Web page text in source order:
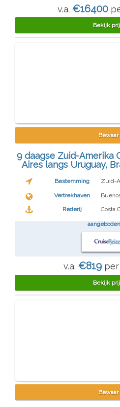
v.a. €16400
Bekijk
Bewaar
9 daagse Zuid-Amerika
Aires langs Uruguay,
Bestemming Zuid-
Vertrekhaven
Rederij Costa
v.a. €819
Bekijk
Bewaar